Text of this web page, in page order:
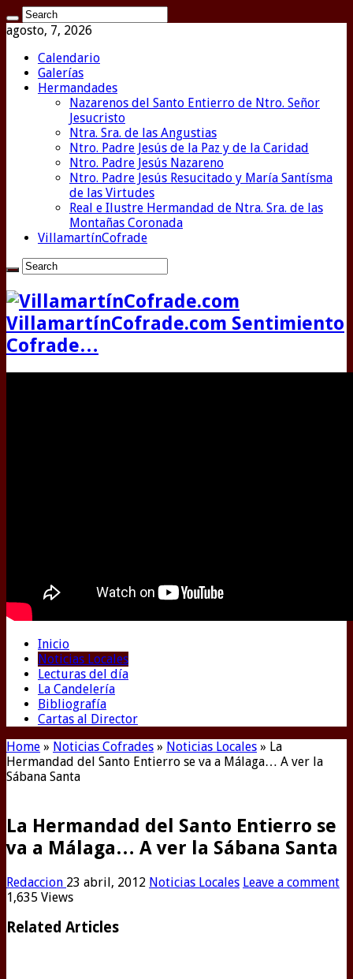
agosto, 7, 2026
Calendario
Galerías
Hermandades
Nazarenos del Santo Entierro de Ntro. Señor
Jesucristo
Ntra. Sra. de las Angustias
Ntro. Padre Jesús de la Paz y de la Caridad
Ntro. Padre Jesús Nazareno
Ntro. Padre Jesús Resucitado y María Santísma
de las Virtudes
Real e Ilustre Hermandad de Ntra. Sra. de las
Montañas Coronada
VillamartínCofrade
VillamartínCofrade.com Sentimiento
Cofrade…
Inicio
Noticias Locales
Lecturas del día
La Candelería
Bibliografía
Cartas al Director
Home » Noticias Cofrades » Noticias Locales » La
Hermandad del Santo Entierro se va a Málaga… A ver la
Sábana Santa
La Hermandad del Santo Entierro se
va a Málaga… A ver la Sábana Santa
Redaccion 23 abril, 2012 Noticias Locales Leave a comment
1,635 Views
Related Articles